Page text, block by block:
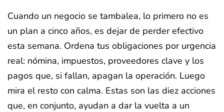
Cuando un negocio se tambalea, lo primero no es
un plan a cinco años, es dejar de perder efectivo
esta semana. Ordena tus obligaciones por urgencia
real: nómina, impuestos, proveedores clave y los
pagos que, si fallan, apagan la operación. Luego
mira el resto con calma. Estas son las diez acciones
que, en conjunto, ayudan a dar la vuelta a un